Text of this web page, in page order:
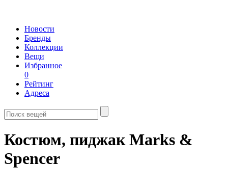
Новости
Бренды
Коллекции
Вещи
Избранное
0
Рейтинг
Адреса
Костюм, пиджак Marks &
Spencer